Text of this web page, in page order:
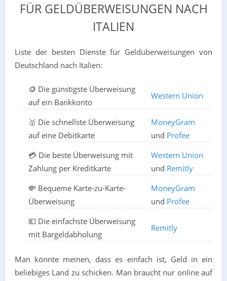
FÜR GELDÜBERWEISUNGEN NACH
ITALIEN
Liste der besten Dienste für Geldüberweisungen von
Deutschland nach Italien:
🪙 Die günstigste Überweisung
auf ein Bankkonto
Western Union
🥇 Die schnellste Überweisung
auf eine Debitkarte
MoneyGram
und Profee
💳 Die beste Überweisung mit
Zahlung per Kreditkarte
Western Union
und Remitly
💸 Bequeme Karte-zu-Karte-
Überweisung
MoneyGram
und Profee
💶 Die einfachste Überweisung
mit Bargeldabholung
Remitly
Man könnte meinen, dass es einfach ist, Geld in ein
beliebiges Land zu schicken. Man braucht nur online auf